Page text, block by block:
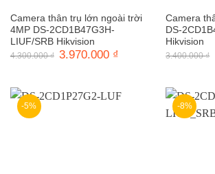
Camera thân trụ lớn ngoài trời
4MP DS-2CD1B47G3H-
LIUF/SRB Hikvision
4.300.000₫ Giá
3.970.000 ₫
3.970.000 ₫.
Camera
DS-
Hikvision
3.400.000₫
-5% -8%